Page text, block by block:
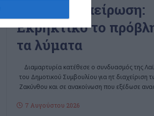
Λαϊκή Συσπείρωση:
Εκρηκτικό το
τα λύματα
Διαμαρτυρία κατέθεσε ο συνδυασμός της
του Δημοτικού Συμβουλίου για ητ διαχείριση
Ζακύνθου και σε ανακοίνωση που εξέδωσε
7 Αυγούστου 2026